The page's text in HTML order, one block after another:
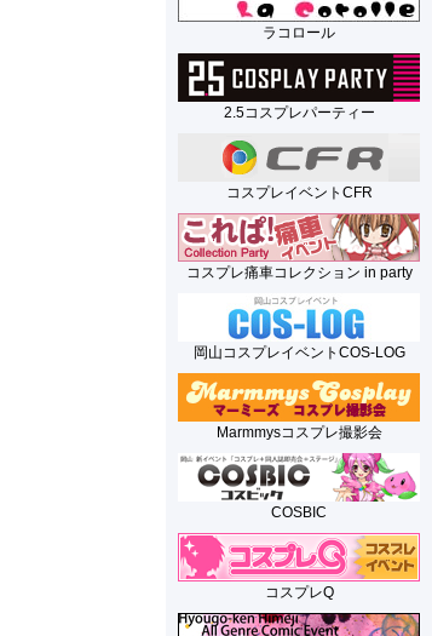
ラコロール
2.5コスプレパーティー
コスプレイベントCFR
コスプレ痛車コレクション in party
岡山コスプレイベントCOS-LOG
Marmmysコスプレ撮影会
COSBIC
コスプレQ